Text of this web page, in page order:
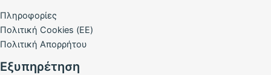
Πληροφορίες
Πολιτική Cookies (ΕΕ)
Πολιτική Απορρήτου
Εξυπηρέτηση